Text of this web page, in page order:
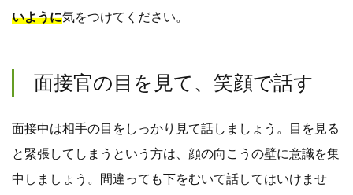
いように気をつけてください。
面接官の目を見て、笑顔で話す
面接中は相手の目をしっかり見て話しましょう。目を見る
と緊張してしまうという方は、顔の向こうの壁に意識を集
中しましょう。間違っても下をむいて話してはいけませ